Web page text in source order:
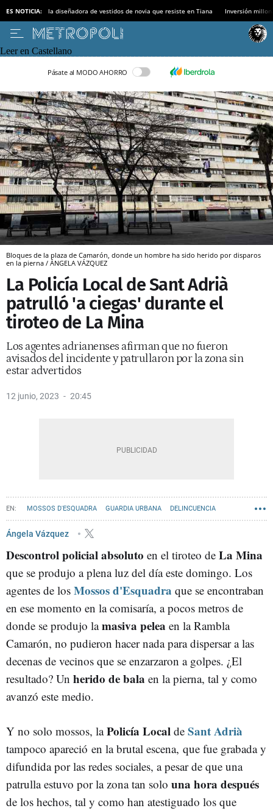
ES NOTICIA: la diseñadora de vestidos de novia que resiste en Tiana Inversión
Leer en Castellano
Pásate al MODO AHORRO
Bloques de la plaza de Camarón, donde un hombre ha sido herido por disparos
en la pierna / ÁNGELA VÁZQUEZ
La Policía Local de Sant Adrià
patrulló 'a ciegas' durante el
tiroteo de La Mina
Los agentes adrianenses afirman que no fueron
avisados del incidente y patrullaron por la zona sin
estar advertidos
12 junio, 2023 20:45
MOSSOS D'ESQUADRA GUARDIA URBANA DELINCUENCIA
GRAN BARCELONA SANT ADRIÀ DE BESÒS
Ángela Vázquez
Descontrol policial absoluto en el tiroteo de La Mina
que se produjo a plena luz del día este domingo. Los
agentes de los Mossos d'Esquadra que se encontraban
en ese momento en la comisaría, a pocos metros de
donde se produjo lamasiva pelea en la Rambla
Camarón, no pudieron hacer nada para dispersar a las
decenas de vecinos que se enzarzaron a golpes. ¿El
resultado? Un herido de bala en la pierna, tal y como
avanzó este medio.
Y no solo mossos, laPolicía Local de Sant Adrià
tampoco apareció en la brutal escena, que fue grabada y
difundida por las redes sociales, a pesar de que una
patrulla estuvo por la zona tan solo una hora después
de los hechos, tal y como han atestiguado los que